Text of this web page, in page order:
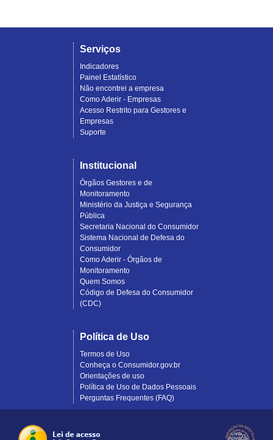
Serviços
Indicadores
Painel Estatístico
Não encontrei a empresa
Como Aderir - Empresas
Acesso Restrito para Gestores e
Empresas
Suporte
Institucional
Órgãos Gestores e de
Monitoramento
Ministério da Justiça e Segurança
Pública
Secretaria Nacional do Consumidor
Sistema Nacional de Defesa do
Consumidor
Como Aderir - Órgãos de
Monitoramento
Quem Somos
Código de Defesa do Consumidor
(CDC)
Política de Uso
Termos de Uso
Conheça o Consumidor.gov.br
Orientações de uso
Política de Uso de Dados Pessoais
Perguntas Frequentes (FAQ)